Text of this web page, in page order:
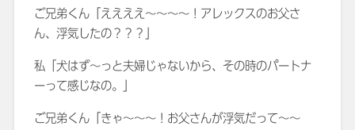
ご兄弟くん「ええええ～～～～！アレックスのお父さ
ん、浮気したの？？？」
私「犬はず～っと夫婦じゃないから、その時のパートナ
ーって感じなの。」
ご兄弟くん「きゃ～～～！お父さんが浮気だって～～